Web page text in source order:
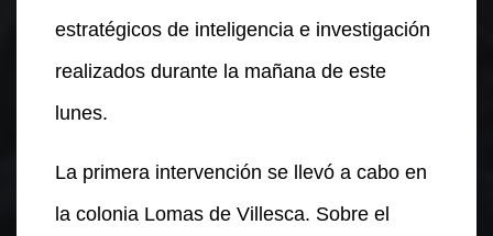
estratégicos de inteligencia e investigación
realizados durante la mañana de este
lunes.
La primera intervención se llevó a cabo en
la colonia Lomas de Villesca. Sobre el